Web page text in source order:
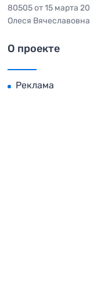
80505 от 15 марта
Олеся
О проекте
Реклама